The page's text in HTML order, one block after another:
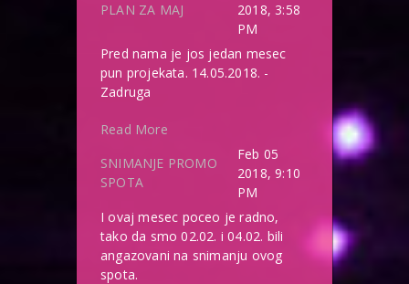
PLAN ZA MAJ
2018, 3:58
PM
Pred nama je jos jedan mesec
pun projekata. 14.05.2018. -
Zadruga
Read More
SNIMANJE PROMO
SPOTA
Feb 05
2018, 9:10
PM
I ovaj mesec poceo je radno,
tako da smo 02.02. i 04.02. bili
angazovani na snimanju ovog
spota.